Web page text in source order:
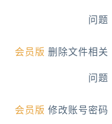
问题
会员版 删除文件相关
问题
会员版 修改账号密码